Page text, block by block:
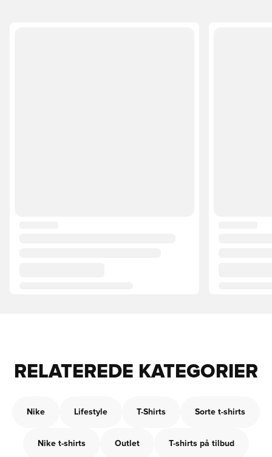
RELATEREDE KATEGORIER
Nike Lifestyle T-Shirts Sorte t-shirts
Nike t-shirts Outlet T-shirts på tilbud